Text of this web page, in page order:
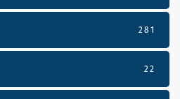
281
22